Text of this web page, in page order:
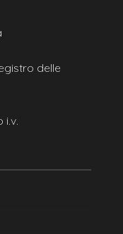
delle
i.v.